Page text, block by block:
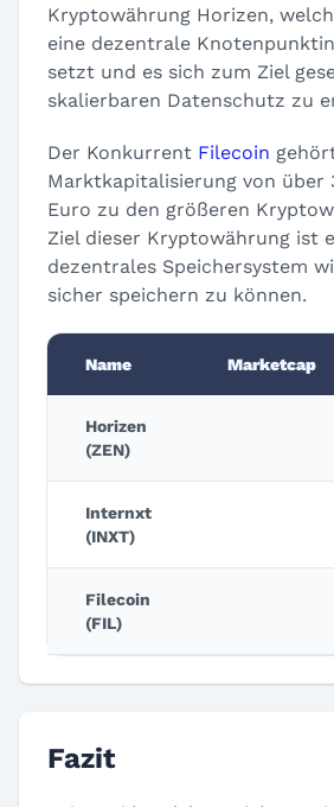
Kryptowährung Horizen,
eine dezentrale
setzt und es sich zum Ziel
skalierbaren Datenschutz zu
Der Konkurrent Filecoin
Marktkapitalisierung von über
Euro zu den größeren
Ziel dieser Kryptowährung ist
dezentrales Speichersystem
sicher speichern zu können.
Name Marketcap
Horizen
(ZEN)
Internxt
(INXT)
Filecoin
(FIL)
Fazit